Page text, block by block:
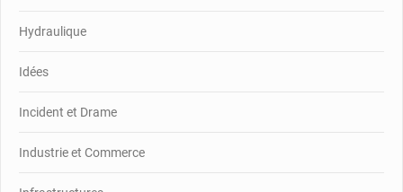
Hydraulique
Idées
Incident et Drame
Industrie et Commerce